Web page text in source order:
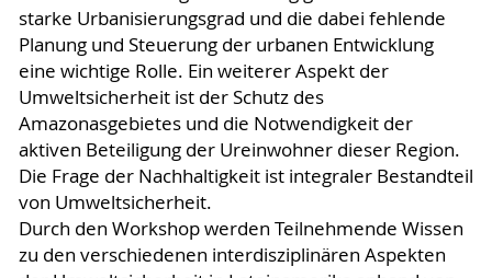
starke Urbanisierungsgrad und die dabei fehlende
Planung und Steuerung der urbanen Entwicklung
eine wichtige Rolle. Ein weiterer Aspekt der
Umweltsicherheit ist der Schutz des
Amazonasgebietes und die Notwendigkeit der
aktiven Beteiligung der Ureinwohner dieser Region.
Die Frage der Nachhaltigkeit ist integraler Bestandteil
von Umweltsicherheit.
Durch den Workshop werden Teilnehmende Wissen
zu den verschiedenen interdisziplinären Aspekten